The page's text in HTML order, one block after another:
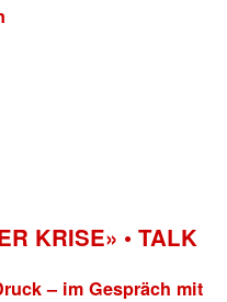
KRISE» • TALK
– im Gespräch mit